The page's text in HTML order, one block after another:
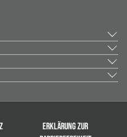
ERKLÄRUNG ZUR